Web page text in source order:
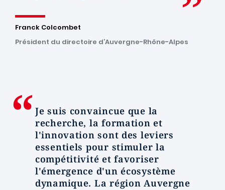
Franck Colcombet
Président du directoire d’Auvergne-Rhône-Alpes
Je suis convaincue que la
recherche, la formation et
l'innovation sont des leviers
essentiels pour stimuler la
compétitivité et favoriser
l'émergence d'un écosystème
dynamique. La région Auvergne